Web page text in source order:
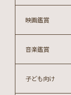
子ども向け
音楽鑑賞
映画鑑賞